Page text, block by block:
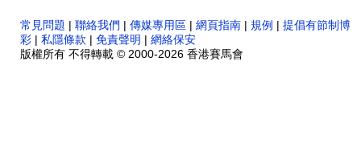
常見問題 | 聯絡我們 | 傳媒專用區 | 網頁指南 | 規例 | 提倡有節制博
彩 | 私隱條款 | 免責聲明 | 網絡保安
版權所有 不得轉載 © 2000-2026 香港賽馬會